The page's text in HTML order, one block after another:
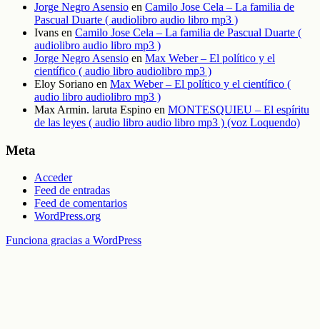
Jorge Negro Asensio en Camilo Jose Cela – La familia de
Pascual Duarte ( audiolibro audio libro mp3 )
Ivans en Camilo Jose Cela – La familia de Pascual Duarte (
audiolibro audio libro mp3 )
Jorge Negro Asensio en Max Weber – El político y el
científico ( audio libro audiolibro mp3 )
Eloy Soriano en Max Weber – El político y el científico (
audio libro audiolibro mp3 )
Max Armin. laruta Espino en MONTESQUIEU – El espíritu
de las leyes ( audio libro audio libro mp3 ) (voz Loquendo)
Meta
Acceder
Feed de entradas
Feed de comentarios
WordPress.org
Funciona gracias a WordPress